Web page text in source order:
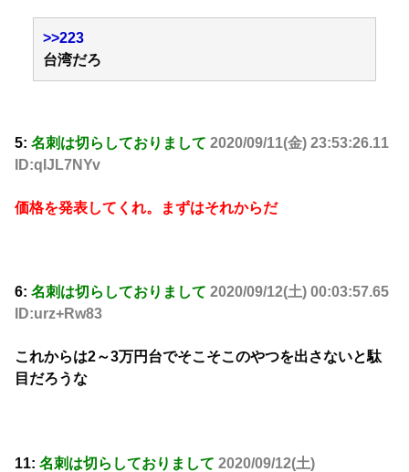
>>223
台湾だろ
5: 名刺は切らしておりまして 2020/09/11(金) 23:53:26.11
ID:qIJL7NYv
価格を発表してくれ。まずはそれからだ
6: 名刺は切らしておりまして 2020/09/12(土) 00:03:57.65
ID:urz+Rw83
これからは2～3万円台でそこそこのやつを出さないと駄
目だろうな
11: 名刺は切らしておりまして 2020/09/12(土)